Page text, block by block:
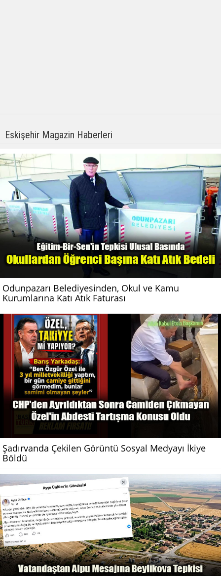
Eskişehir Magazin Haberleri
Odunpazarı Belediyesinden, Okul ve Kamu
Kurumlarına Katı Atık Faturası
Şadırvanda Çekilen Görüntü Sosyal Medyayı İkiye
Böldü